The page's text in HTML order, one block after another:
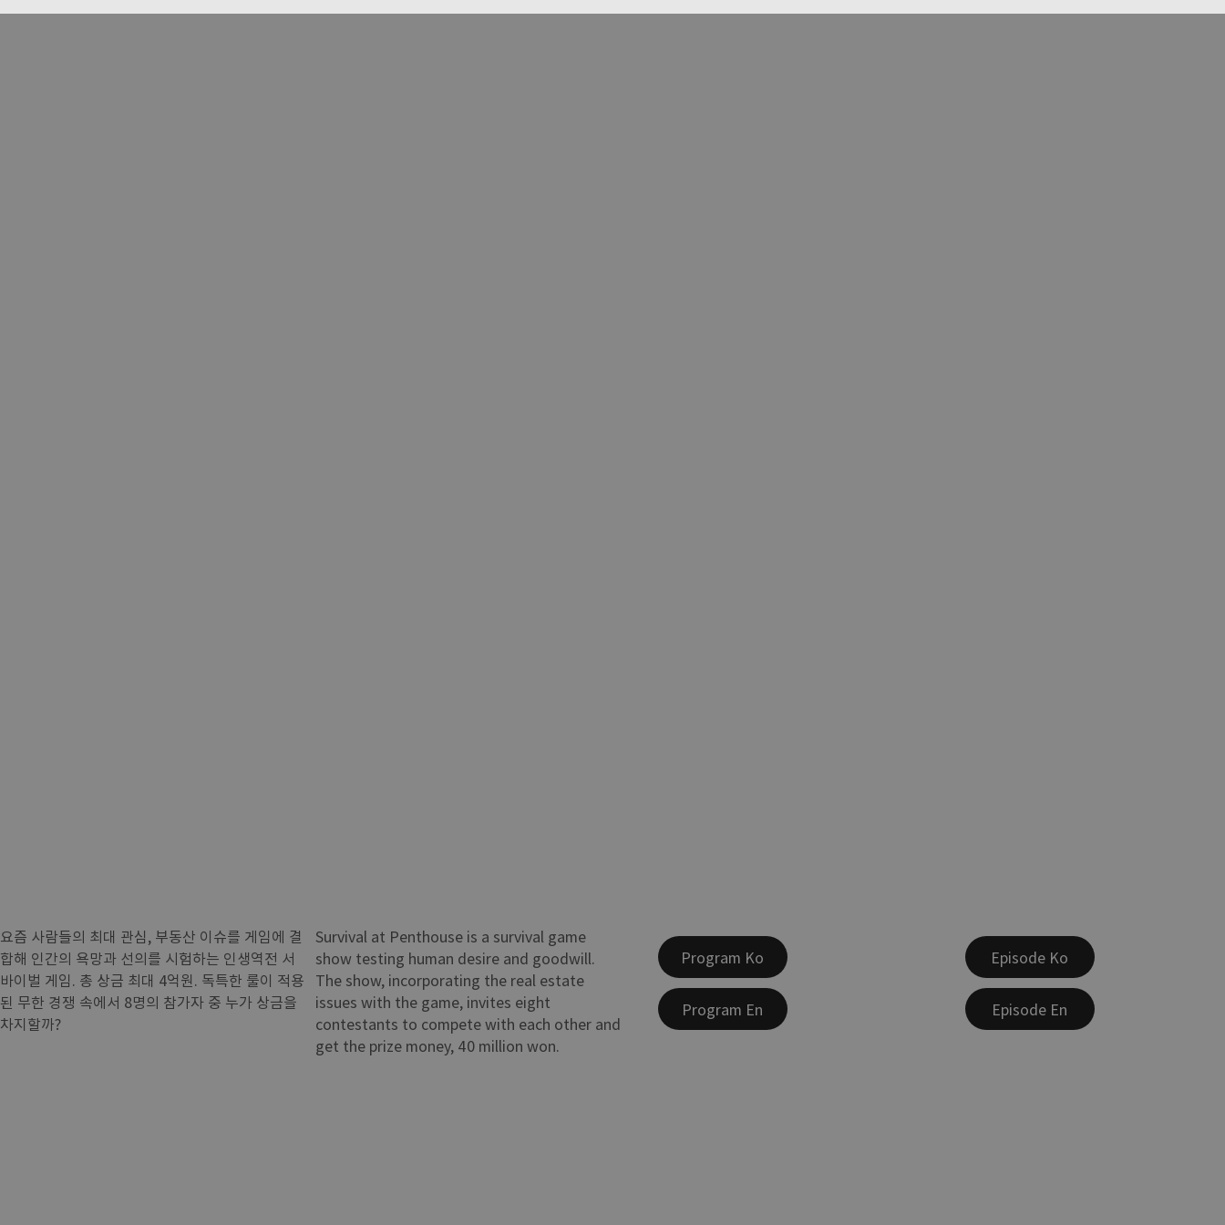
요즘 사람들의 최대 관심, 부동산 이슈를 게임에 결
합해 인간의 욕망과 선의를 시험하는 인생역전 서
바이벌 게임. 총 상금 최대 4억원. 독특한 룰이 적용
된 무한 경쟁 속에서 8명의 참가자 중 누가 상금을
차지할까?
Survival at Penthouse is a survival game
show testing human desire and goodwill.
The show, incorporating the real estate
issues with the game, invites eight
contestants to compete with each other and
get the prize money, 40 million won.
Program Ko
Program En
Episode Ko
Episode En